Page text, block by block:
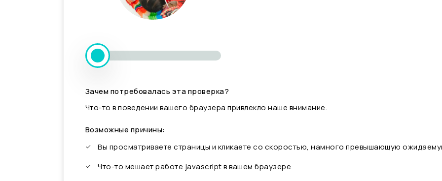
Зачем потребовалась эта проверка?
Что-то в поведении вашего браузера привлекло наше внимание.
Возможные причины:
Вы просматриваете страницы и кликаете со скоростью, намного превышающую
Что-то мешает работе javascript в вашем браузере